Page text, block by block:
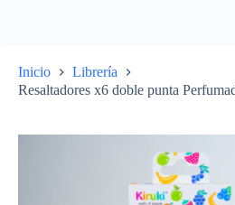
Inicio
Librería
Resaltadores x6 doble punta